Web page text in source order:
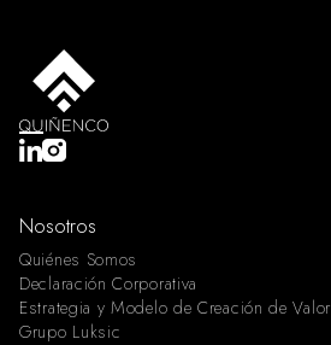
Nosotros
Quiénes Somos
Declaración Corporativa
Estrategia y Modelo de Creación de Valor
Grupo Luksic